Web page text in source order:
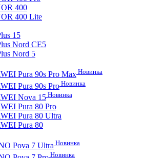
400
400 Lite
15
Nord CE5
Nord 5
Pura 90s Pro Max Новинка
Pura 90s Pro Новинка
Nova 15 Новинка
Pura 80 Pro
Pura 80 Ultra
Pura 80
Pova 7 Ultra Новинка
Новинка